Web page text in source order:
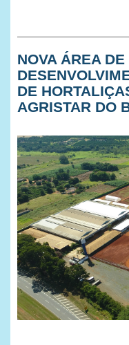
NOVA ÁREA
DE
AGRISTAR DO